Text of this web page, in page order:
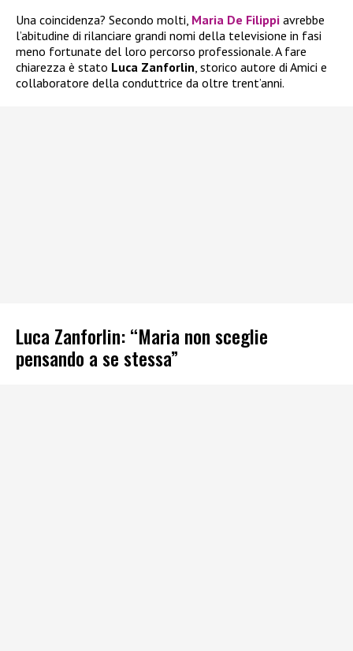
Una coincidenza? Secondo molti, Maria De Filippi avrebbe
l’abitudine di rilanciare grandi nomi della televisione in fasi
meno fortunate del loro percorso professionale. A fare
chiarezza è stato Luca Zanforlin, storico autore di Amici e
collaboratore della conduttrice da oltre trent’anni.
Luca Zanforlin: “Maria non sceglie
pensando a se stessa”